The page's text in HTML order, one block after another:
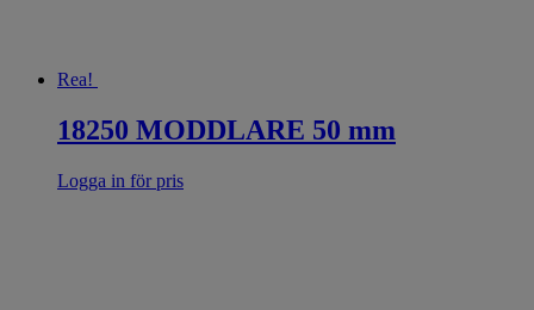
Rea!
18250 MODDLARE 50 mm
Logga in för pris